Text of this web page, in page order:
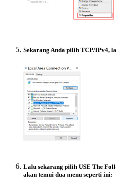
Sekarang Anda pilih TCP/IPv4,
Lalu sekarang pilih USE The
akan temui dua menu seperti ini: